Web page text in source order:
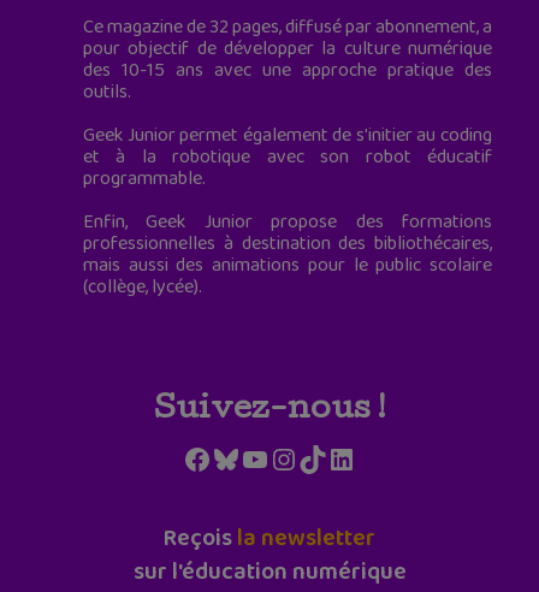
Ce magazine de 32 pages, diffusé par abonnement, a
pour objectif de développer la culture numérique
des 10-15 ans avec une approche pratique des
outils.
Geek Junior permet également de s'initier au coding
et à la robotique avec son robot éducatif
programmable.
Enfin, Geek Junior propose des formations
professionnelles à destination des bibliothécaires,
mais aussi des animations pour le public scolaire
(collège, lycée).
Suivez-nous !
Facebook
Bluesky
YouTube
Instagram
TikTokLinkedIn
Reçoisla newsletter
sur l'éducation numérique